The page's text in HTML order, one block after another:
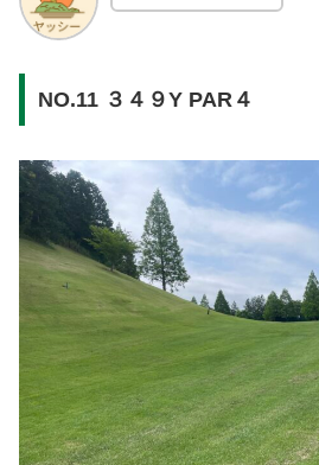
NO.11 ３４９Y PAR４